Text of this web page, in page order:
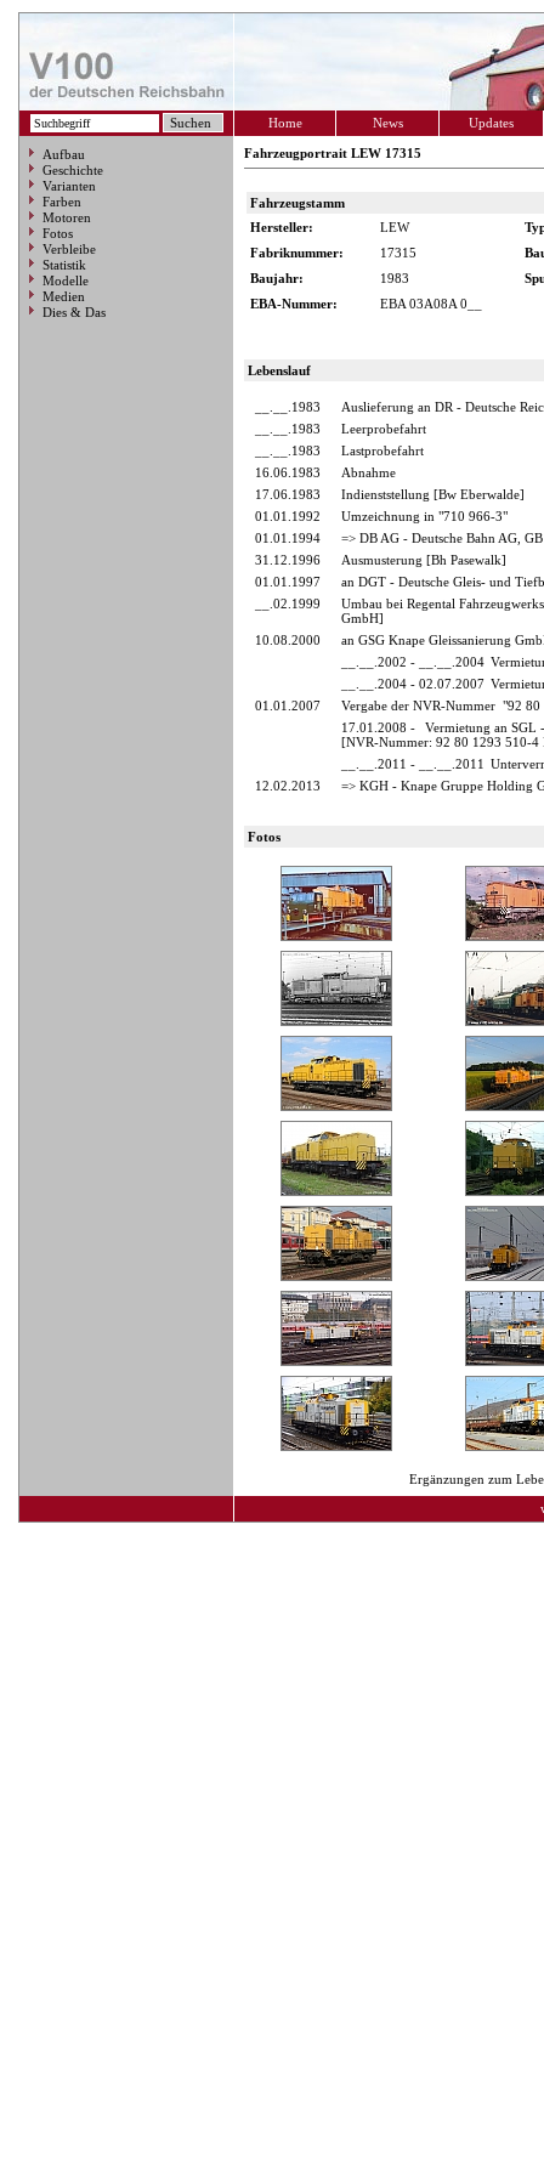
Home News Updates
Aufbau
Geschichte
Varianten
Farben
Motoren
Fotos
Verbleibe
Statistik
Modelle
Medien
Dies & Das
Fahrzeugportrait LEW 17315
Fahrzeugstamm
Hersteller:
LEW
Fabriknummer:
17315
Baujahr:
1983
EBA-Nummer:
EBA 03A08A 0__
Lebenslauf
__.__.1983
Auslieferung an DR - Deutsche
__.__.1983
Leerprobefahrt
__.__.1983
Lastprobefahrt
16.06.1983
Abnahme
17.06.1983
Indienststellung [Bw Eberwalde]
01.01.1992
Umzeichnung in "710 966-3"
01.01.1994
=> DB AG - Deutsche Bahn AG,
31.12.1996
Ausmusterung [Bh Pasewalk]
01.01.1997
an DGT - Deutsche Gleis- und
__.02.1999
Umbau bei Regental
GmbH]
10.08.2000
an GSG Knape Gleissanierung
__.__.2002 - __.__.2004
__.__.2004 - 02.07.2007
01.01.2007
Vergabe der NVR-Nummer "92
17.01.2008 -
Vermietung an SGL
[NVR-Nummer: 92 80 1293 510-4
__.__.2011 - __.__.2011
12.02.2013
=> KGH - Knape Gruppe Holding
Fotos
Ergänzungen zum